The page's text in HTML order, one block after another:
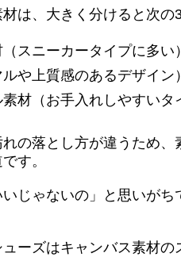
は、大きく分けると次の
スニーカータイプに多い）
や上質感のあるデザイン）
材（お手入れしやすいタ
の落とし方が違うため
す。
いじゃないの」と思いが
ーズはキャンバス素材の